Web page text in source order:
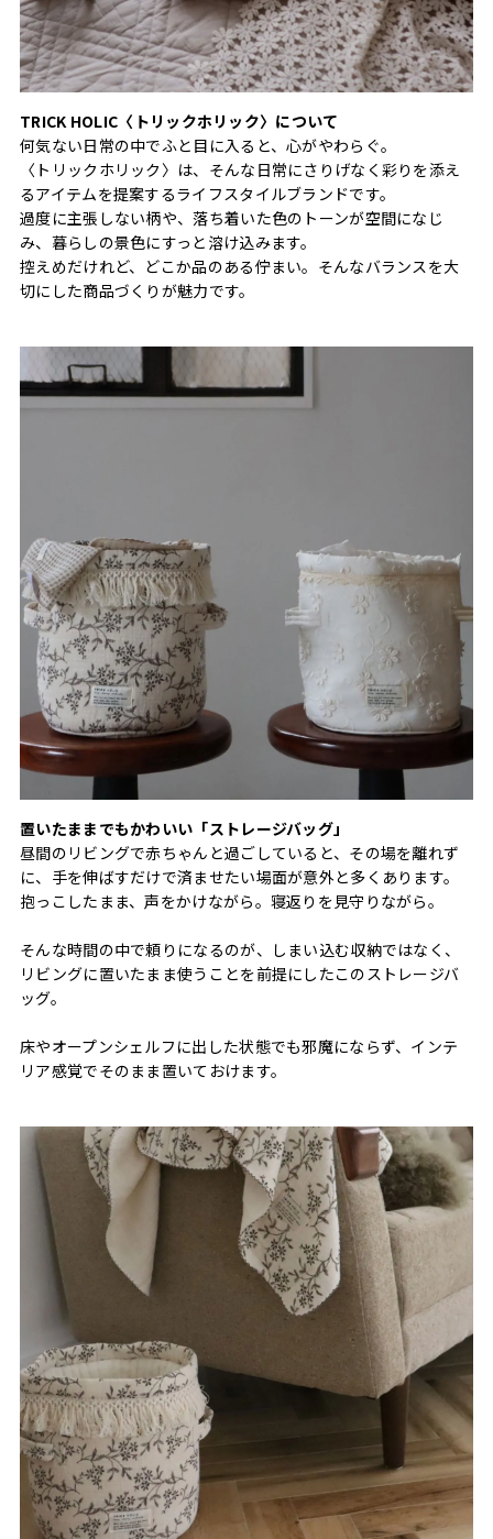
TRICK HOLIC〈トリックホリック〉について
何気ない日常の中でふと目に入ると、心がやわらぐ。
〈トリックホリック〉は、そんな日常にさりげなく彩りを添え
るアイテムを提案するライフスタイルブランドです。
過度に主張しない柄や、落ち着いた色のトーンが空間になじ
み、暮らしの景色にすっと溶け込みます。
控えめだけれど、どこか品のある佇まい。そんなバランスを大
切にした商品づくりが魅力です。
置いたままでもかわいい「ストレージバッグ」
昼間のリビングで赤ちゃんと過ごしていると、その場を離れず
に、手を伸ばすだけで済ませたい場面が意外と多くあります。
抱っこしたまま、声をかけながら。寝返りを見守りながら。
そんな時間の中で頼りになるのが、しまい込む収納ではなく、
リビングに置いたまま使うことを前提にしたこのストレージバ
ッグ。
床やオープンシェルフに出した状態でも邪魔にならず、インテ
リア感覚でそのまま置いておけます。